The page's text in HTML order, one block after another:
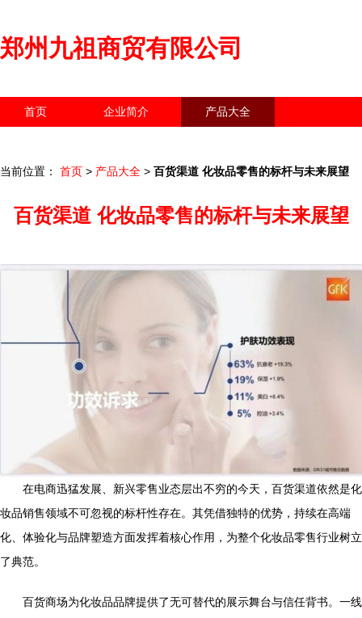
郑州九祖商贸有限公司
首页 企业简介 产品大全
当前位置： 首页 > 产品大全 > 百货渠道 化妆品零售的标杆与未来展望
百货渠道 化妆品零售的标杆与未来展望
在电商迅猛发展、新兴零售业态层出不穷的今天，百货渠道依然是化
妆品销售领域不可忽视的标杆性存在。其凭借独特的优势，持续在高端
化、体验化与品牌塑造方面发挥着核心作用，为整个化妆品零售行业树立
了典范。
百货商场为化妆品品牌提供了无可替代的展示舞台与信任背书。一线